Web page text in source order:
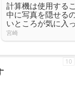
計算機は使用する
中に写真を隠せる
いところが気に入
宮崎
10